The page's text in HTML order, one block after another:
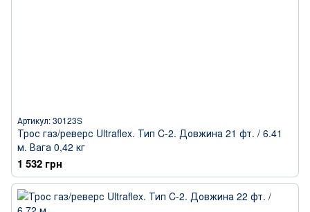
Артикул: 30123S
Трос газ/реверс Ultraflex. Тип C-2. Довжина 21 фт. / 6.41
м. Вага 0,42 кг
1 532 грн